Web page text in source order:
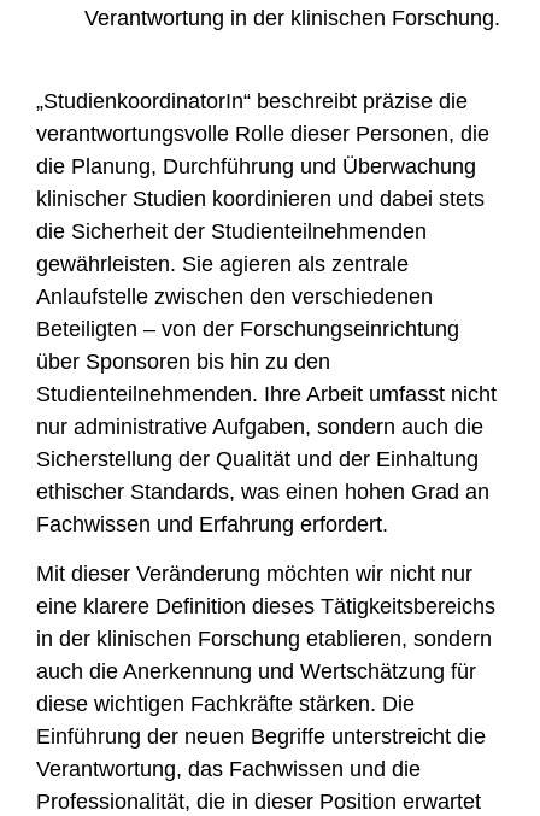
Verantwortung in der klinischen Forschung.
„StudienkoordinatorIn“ beschreibt präzise die
verantwortungsvolle Rolle dieser Personen, die
die Planung, Durchführung und Überwachung
klinischer Studien koordinieren und dabei stets
die Sicherheit der Studienteilnehmenden
gewährleisten. Sie agieren als zentrale
Anlaufstelle zwischen den verschiedenen
Beteiligten – von der Forschungseinrichtung
über Sponsoren bis hin zu den
Studienteilnehmenden. Ihre Arbeit umfasst nicht
nur administrative Aufgaben, sondern auch die
Sicherstellung der Qualität und der Einhaltung
ethischer Standards, was einen hohen Grad an
Fachwissen und Erfahrung erfordert.
Mit dieser Veränderung möchten wir nicht nur
eine klarere Definition dieses Tätigkeitsbereichs
in der klinischen Forschung etablieren, sondern
auch die Anerkennung und Wertschätzung für
diese wichtigen Fachkräfte stärken. Die
Einführung der neuen Begriffe unterstreicht die
Verantwortung, das Fachwissen und die
Professionalität, die in dieser Position erwartet